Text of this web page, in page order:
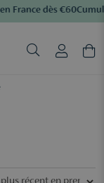
France dès €60